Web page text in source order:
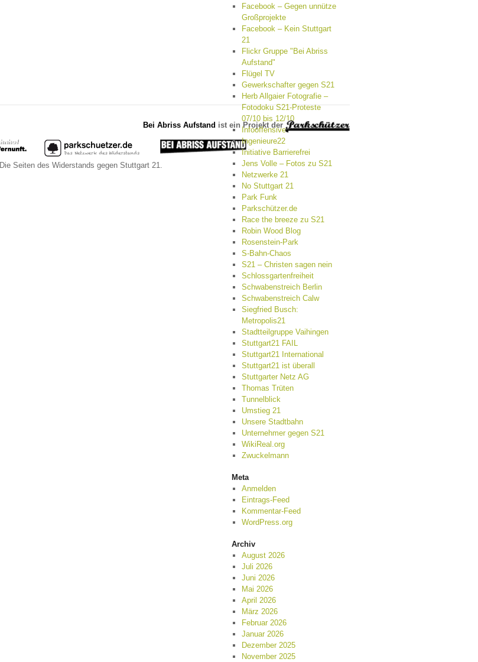
Facebook – Gegen unnütze
Großprojekte
Facebook – Kein Stuttgart
21
Flickr Gruppe "Bei Abriss
Aufstand"
Flügel TV
Gewerkschafter gegen S21
Herb Allgaier Fotografie –
Fotodoku S21-Proteste
07/10 bis 12/10
Infooffensive
Ingenieure22
Initiative Barrierefrei
Jens Volle – Fotos zu S21
Netzwerke 21
No Stuttgart 21
Park Funk
Parkschützer.de
Race the breeze zu S21
Robin Wood Blog
Rosenstein-Park
S-Bahn-Chaos
S21 – Christen sagen nein
Schlossgartenfreiheit
Schwabenstreich Berlin
Schwabenstreich Calw
Siegfried Busch:
Metropolis21
Stadtteilgruppe Vaihingen
Stuttgart21 FAIL
Stuttgart21 International
Stuttgart21 ist überall
Stuttgarter Netz AG
Thomas Trüten
Tunnelblick
Umstieg 21
Unsere Stadtbahn
Unternehmer gegen S21
WikiReal.org
Zwuckelmann
Meta
Anmelden
Eintrags-Feed
Kommentar-Feed
WordPress.org
Archiv
August 2026
Juli 2026
Juni 2026
Mai 2026
April 2026
März 2026
Februar 2026
Januar 2026
Dezember 2025
November 2025
Bei Abriss Aufstand ist ein Projekt der
Die Seiten des Widerstands gegen Stuttgart 21.